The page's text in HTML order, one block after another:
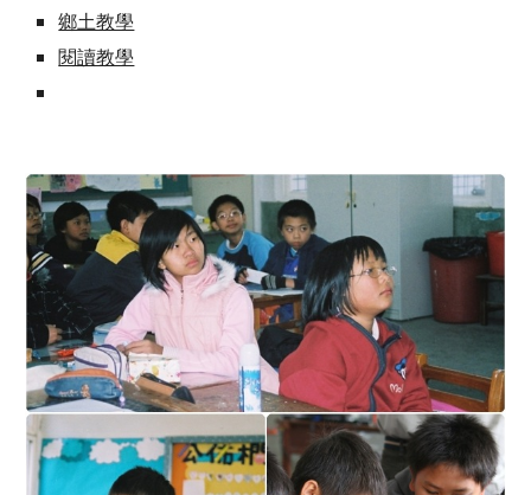
鄉土教學
閱讀教學